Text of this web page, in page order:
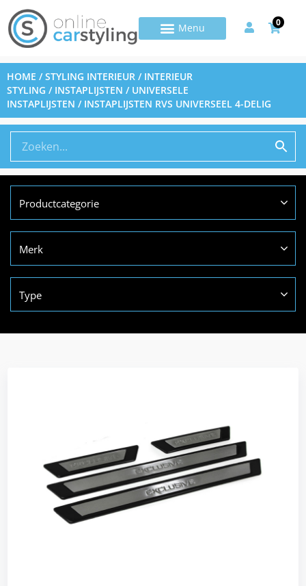
0
HOME /STYLING INTERIEUR / INTERIEUR
STYLING / INSTAPLIJSTEN / UNIVERSELE
INSTAPLIJSTEN / INSTAPLIJSTEN RVS UNIVERSEEL 4-DELIG
Productcategorie
Merk
Type